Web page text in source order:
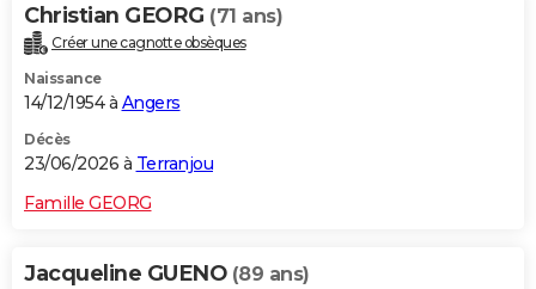
Christian GEORG (71 ans)
Créer une cagnotte obsèques
Naissance
14/12/1954 à Angers
Décès
23/06/2026 à Terranjou
Famille GEORG
Jacqueline GUENO (89 ans)